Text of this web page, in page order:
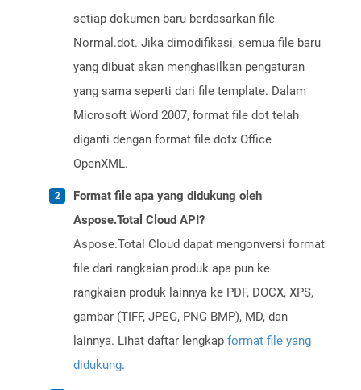
setiap dokumen baru berdasarkan file
Normal.dot. Jika dimodifikasi, semua file baru
yang dibuat akan menghasilkan pengaturan
yang sama seperti dari file template. Dalam
Microsoft Word 2007, format file dot telah
diganti dengan format file dotx Office
OpenXML.
Format file apa yang didukung oleh
Aspose.Total Cloud API?
Aspose.Total Cloud dapat mengonversi format
file dari rangkaian produk apa pun ke
rangkaian produk lainnya ke PDF, DOCX, XPS,
gambar (TIFF, JPEG, PNG BMP), MD, dan
lainnya. Lihat daftar lengkap format file yang
didukung.